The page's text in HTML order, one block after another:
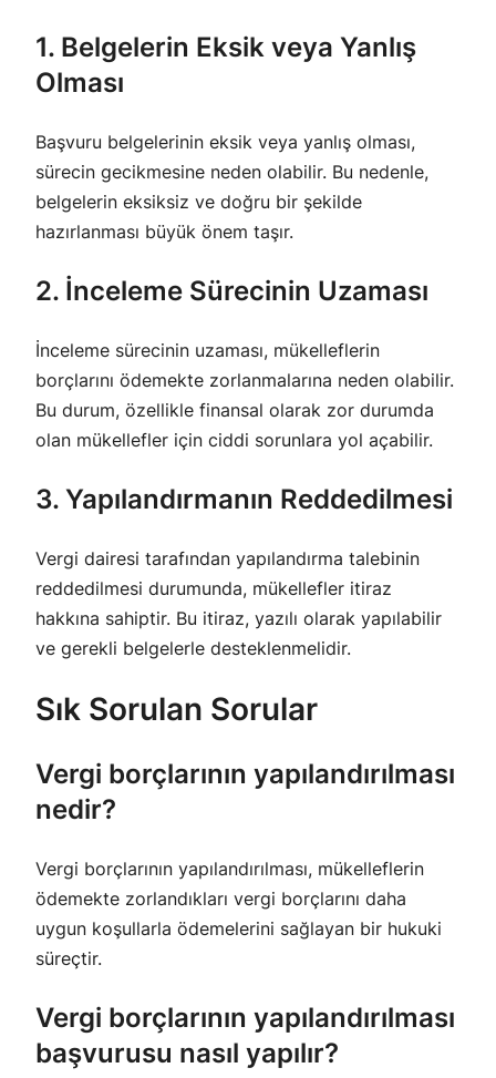
1. Belgelerin Eksik veya Yanlış
Olması
Başvuru belgelerinin eksik veya yanlış olması,
sürecin gecikmesine neden olabilir. Bu nedenle,
belgelerin eksiksiz ve doğru bir şekilde
hazırlanması büyük önem taşır.
2. İnceleme Sürecinin Uzaması
İnceleme sürecinin uzaması, mükelleflerin
borçlarını ödemekte zorlanmalarına neden olabilir.
Bu durum, özellikle finansal olarak zor durumda
olan mükellefler için ciddi sorunlara yol açabilir.
3. Yapılandırmanın Reddedilmesi
Vergi dairesi tarafından yapılandırma talebinin
reddedilmesi durumunda, mükellefler itiraz
hakkına sahiptir. Bu itiraz, yazılı olarak yapılabilir
ve gerekli belgelerle desteklenmelidir.
Sık Sorulan Sorular
Vergi borçlarının yapılandırılması
nedir?
Vergi borçlarının yapılandırılması, mükelleflerin
ödemekte zorlandıkları vergi borçlarını daha
uygun koşullarla ödemelerini sağlayan bir hukuki
süreçtir.
Vergi borçlarının yapılandırılması
başvurusu nasıl yapılır?